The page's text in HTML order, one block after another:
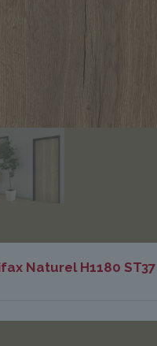
Naturel H1180 ST37